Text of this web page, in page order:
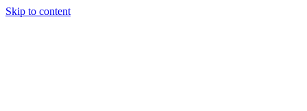
Skip to content